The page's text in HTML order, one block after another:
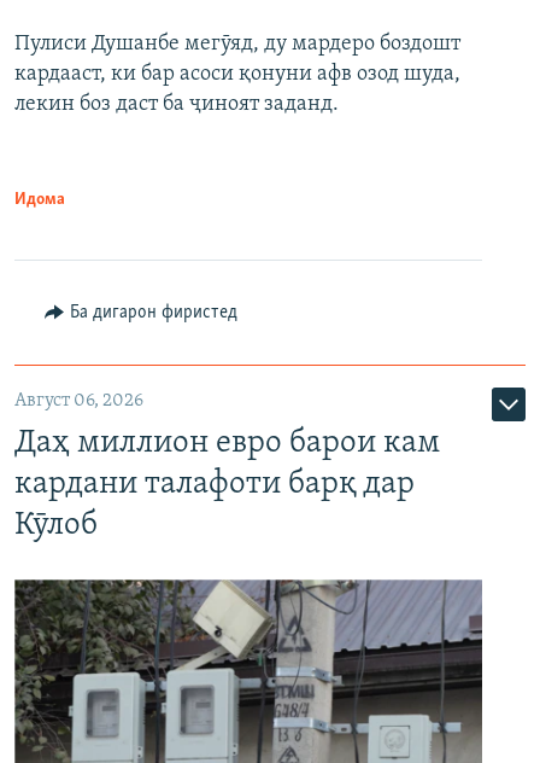
Пулиси Душанбе мегӯяд, ду мардеро боздошт
кардааст, ки бар асоси қонуни афв озод шуда,
лекин боз даст ба ҷиноят заданд.
Идома
Ба дигарон фиристед
Август 06, 2026
Даҳ миллион евро барои кам
кардани талафоти барқ дар
Кӯлоб